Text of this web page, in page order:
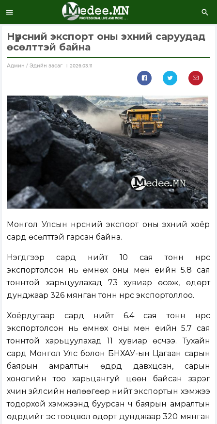
Нүүрсний экспорт оны эхний саруудад
өсөлттэй байна
Aдмин / Эдийн засаг 2026.03.11
Монгол Улсын нүүрсний экспорт оны эхний хоёр
сард өсөлттэй гарсан байна.
Нэгдүгээр сард нийт 10 сая тонн нүүрс
экспортолсон нь өмнөх оны мөн үеийн 5.8 сая
тоннтой харьцуулахад 73 хувиар өсөж, өдөрт
дунджаар 326 мянган тонн нүүрс экспортоллоо.
Хоёрдугаар сард нийт 6.4 сая тонн нүүрс
экспортолсон нь өмнөх оны мөн үеийн 5.7 сая
тоннтой харьцуулахад 11 хувиар өсчээ. Тухайн
сард Монгол Улс болон БНХАУ-ын Цагаан сарын
баярын амралтын өдрүүд давхцсан, сарын
хоногийн тоо харьцангуй цөөн байсан зэрэг
хүчин зүйлсийн нөлөөгөөр нийт экспортын хэмжээ
тодорхой хэмжээнд буурсан ч баярын амралтын
өдрүүдийг эс тооцвол өдөрт дунджаар 320 мянган